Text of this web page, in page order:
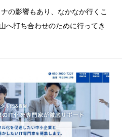
の影響もあり、なかなか行くこ
へ打ち合わせのために行ってき